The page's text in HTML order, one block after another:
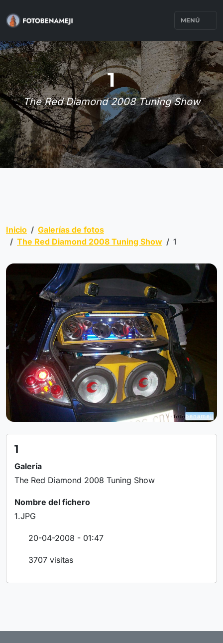
MENÚ
1
The Red Diamond 2008 Tuning Show
Inicio
Galerías de fotos
The Red Diamond 2008 Tuning Show
1
1
Galería
The Red Diamond 2008 Tuning Show
Nombre del fichero
1.JPG
20-04-2008 - 01:47
3707 visitas